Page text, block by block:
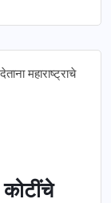
कोटींचे